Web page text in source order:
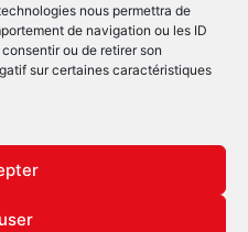
nous permettra de
de navigation ou les ID
ou de retirer son
sur certaines caractéristiques
ICI !
NOUS !